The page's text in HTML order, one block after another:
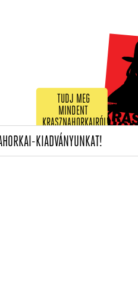
TUDJ MEG
MINDENT
KRASZNAHORKAIRÓL!
KIADVÁNYUNKAT!(CURRENT)